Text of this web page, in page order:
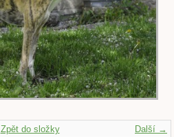
Další →
Zpět do složky